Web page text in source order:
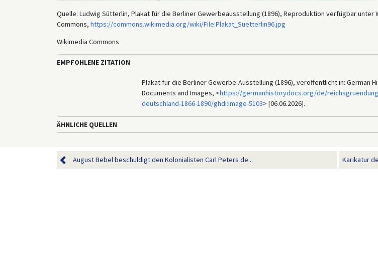
Quelle: Ludwig Sütterlin, Plakat für die Berliner Gewerbeausstellung (1896), Reproduktion verfügbar unter
Commons, https://commons.wikimedia.org/wiki/File:Plakat_Suetterlin96.jpg
Wikimedia Commons
EMPFOHLENE ZITATION
Plakat für die Berliner Gewerbe-Ausstellung (1896), veröffentlicht in: German
Documents and Images, <https://germanhistorydocs.org/de/
deutschland-1866-1890/ghdi:image-5103> [06.06.2026].
ÄHNLICHE QUELLEN
August Bebel beschuldigt den Kolonialisten Carl Peters de... Karikatur